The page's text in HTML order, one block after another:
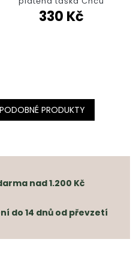
330 Kč
PRODUKTY
nad 1.200 Kč
do 14 dnů od převzetí